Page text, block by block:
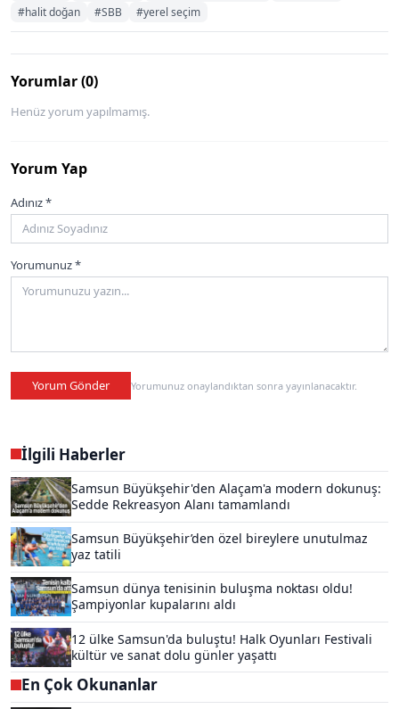
#halit doğan
#SBB #yerel seçim
Yorumlar (0)
Henüz yorum yapılmamış.
Yorum Yap
Adınız *
Yorumunuz *
Yorum Gönder Yorumunuz onaylandıktan sonra yayınlanacaktır.
İlgili Haberler
Samsun Büyükşehir'den Alaçam'a modern dokunuş:
Sedde Rekreasyon Alanı tamamlandı
Samsun Büyükşehir’den özel bireylere unutulmaz
yaz tatili
Samsun dünya tenisinin buluşma noktası oldu!
Şampiyonlar kupalarını aldı
12 ülke Samsun'da buluştu! Halk Oyunları Festivali
kültür ve sanat dolu günler yaşattı
En Çok Okunanlar